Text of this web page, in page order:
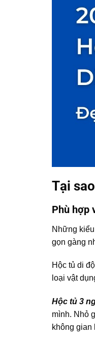
Tại
Phù hợp
Những
gọn gàng
Hộc tủ di
loại vật
Hộc tủ 3
mình. Nhỏ
không gian